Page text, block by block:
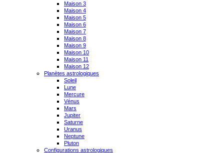
Maison 3
Maison 4
Maison 5
Maison 6
Maison 7
Maison 8
Maison 9
Maison 10
Maison 11
Maison 12
Planètes astrologiques
Soleil
Lune
Mercure
Vénus
Mars
Jupiter
Saturne
Uranus
Neptune
Pluton
Configurations astrologiques